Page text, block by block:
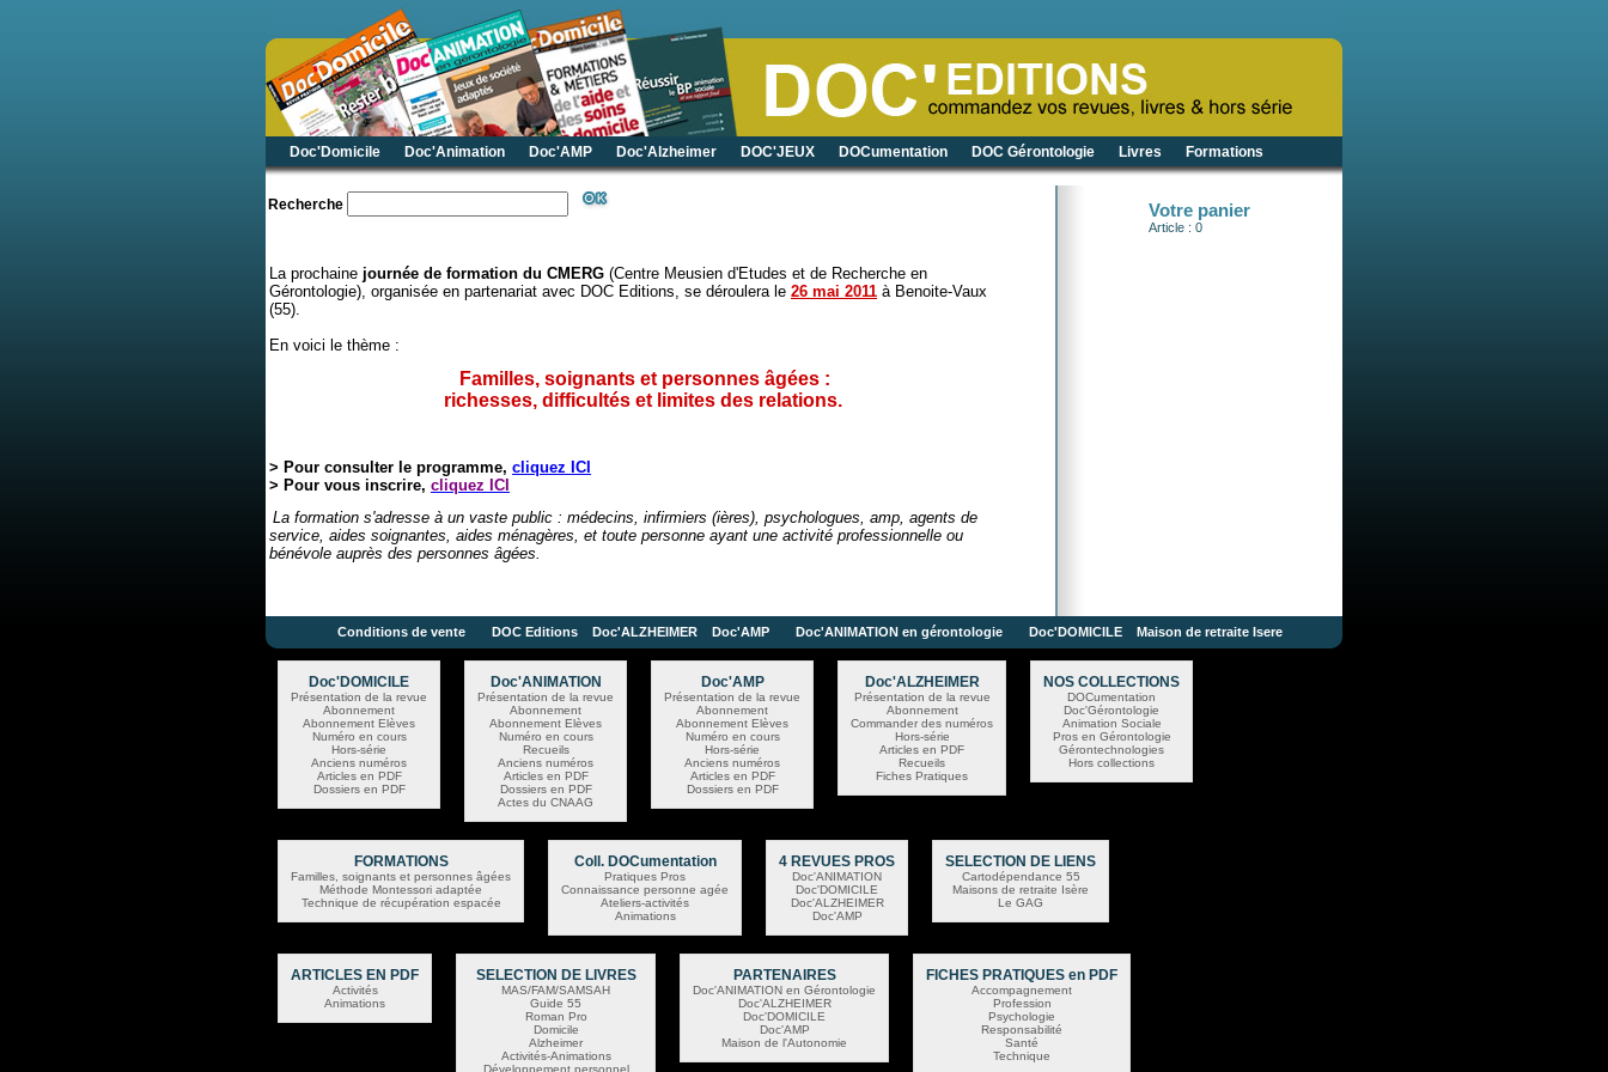
Doc'Domicile Doc'Animation Doc'AMP Doc'Alzheimer DOC'JEUX DOCumentation DOC Gérontologie Livres Formations
Recherche
La prochaine journée de formation du CMERG (Centre Meusien d'Etudes et de Recherche en
Gérontologie), organisée en partenariat avec DOC Editions, se déroulera le 26 mai 2011 à Benoite-Vaux
(55).
En voici le thème :
Familles, soignants et personnes âgées :
richesses, difficultés et limites des relations.
> Pour consulter le programme, cliquez ICI
> Pour vous inscrire, cliquez ICI
La formation s'adresse à un vaste public : médecins, infirmiers (ières), psychologues, amp, agents de
service, aides soignantes, aides ménagères, et toute personne ayant une activité professionnelle ou
bénévole auprès des personnes âgées.
Votre panier
Article : 0
Conditions de vente DOC Editions Doc'ALZHEIMER Doc'AMP Doc'ANIMATION en gérontologie Doc'DOMICILE Maison de retraite Isere
Doc'DOMICILE
Présentation de la revue
Abonnement
Abonnement Elèves
Numéro en cours
Hors-série
Anciens numéros
Articles en PDF
Dossiers en PDF
Doc'ANIMATION
Présentation de la revue
Abonnement
Abonnement Elèves
Numéro en cours
Recueils
Anciens numéros
Articles en PDF
Dossiers en PDF
Actes du CNAAG
Doc'AMP
Présentation de la revue
Abonnement
Abonnement Elèves
Numéro en cours
Hors-série
Anciens numéros
Articles en PDF
Dossiers en PDF
Doc'ALZHEIMER
Présentation de la revue
Abonnement
Commander des numéros
Hors-série
Articles en PDF
Recueils
Fiches Pratiques
NOS COLLECTIONS
DOCumentation
Doc'Gérontologie
Animation Sociale
Pros en Gérontologie
Gérontechnologies
Hors collections
FORMATIONS
Familles, soignants et personnes âgées
Méthode Montessori adaptée
Technique de récupération espacée
Coll. DOCumentation
Pratiques Pros
Connaissance personne agée
Ateliers-activités
Animations
4 REVUES PROS
Doc'ANIMATION
Doc'DOMICILE
Doc'ALZHEIMER
Doc'AMP
SELECTION DE LIENS
Cartodépendance 55
Maisons de retraite Isère
Le GAG
ARTICLES EN PDF
Activités
Animations
SELECTION DE LIVRES
MAS/FAM/SAMSAH
Guide 55
Roman Pro
Domicile
Alzheimer
Activités-Animations
Développement personnel
PARTENAIRES
Doc'ANIMATION en Gérontologie
Doc'ALZHEIMER
Doc'DOMICILE
Doc'AMP
Maison de l'Autonomie
FICHES PRATIQUES en PDF
Accompagnement
Profession
Psychologie
Responsabilité
Santé
Technique